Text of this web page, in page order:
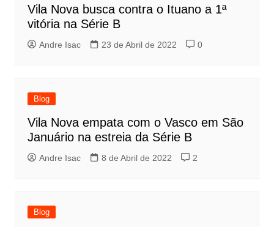
Vila Nova busca contra o Ituano a 1ª
vitória na Série B
Andre Isac 23 de Abril de 2022 0
Blog
Vila Nova empata com o Vasco em São
Januário na estreia da Série B
Andre Isac 8 de Abril de 2022 2
Blog